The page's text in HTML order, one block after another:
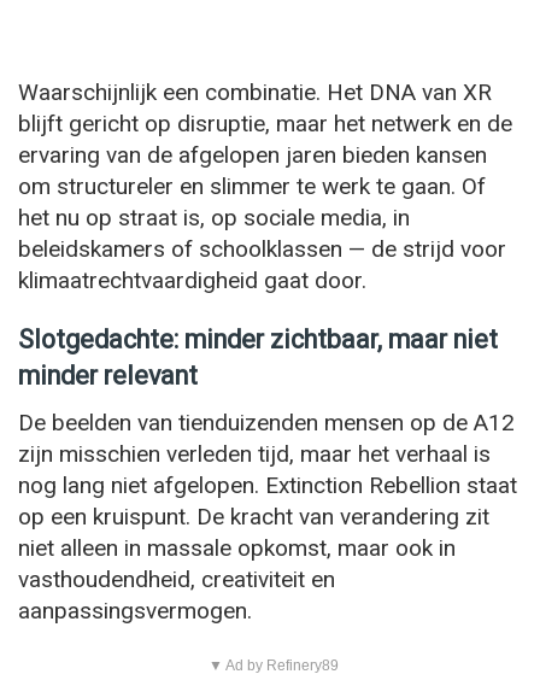
Waarschijnlijk een combinatie. Het DNA van XR
blijft gericht op disruptie, maar het netwerk en de
ervaring van de afgelopen jaren bieden kansen
om structureler en slimmer te werk te gaan. Of
het nu op straat is, op sociale media, in
beleidskamers of schoolklassen — de strijd voor
klimaatrechtvaardigheid gaat door.
Slotgedachte: minder zichtbaar, maar niet
minder relevant
De beelden van tienduizenden mensen op de A12
zijn misschien verleden tijd, maar het verhaal is
nog lang niet afgelopen. Extinction Rebellion staat
op een kruispunt. De kracht van verandering zit
niet alleen in massale opkomst, maar ook in
vasthoudendheid, creativiteit en
aanpassingsvermogen.
▼ Ad by Refinery89